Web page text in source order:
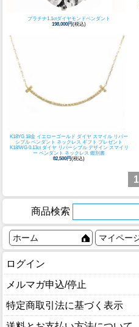
プラチナ1.1ctダイヤモンドペンダント
198,000円(税込)
K18YG 18金 イエローゴールド ダイヤ スマイル リバー
シブル ペンダント ネックレス ギフト プレゼント
K18/WG 0.13ct ダイヤ リバーシブル デザイン スマイリ
ー ペンダント ネックレス 鑑別書
82,500円(税込)
1
商品検索
ホーム マイペー
ログイン
メルマガ申込/停止
特定商取引法に基づく表示